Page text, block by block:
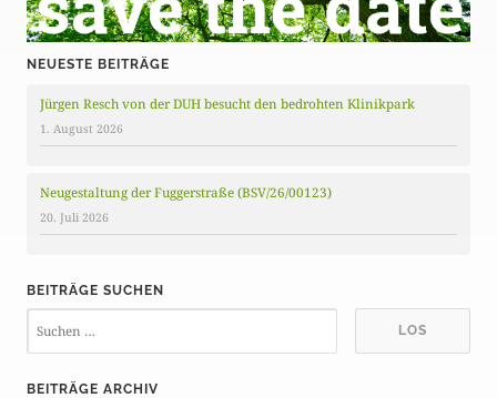
NEUESTE BEITRÄGE
Jürgen Resch von der DUH besucht den bedrohten Klinikpark
1. August 2026
Neugestaltung der Fuggerstraße (BSV/26/00123)
20. Juli 2026
BEITRÄGE SUCHEN
BEITRÄGE ARCHIV